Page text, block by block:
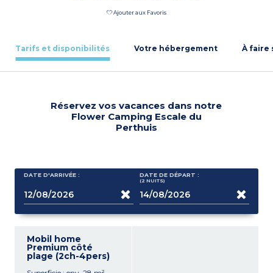
Ajouter aux Favoris
Tarifs et disponibilités Votre hébergement À faire
Réservez vos vacances dans notre
Flower Camping Escale du
Perthuis
DATE D'ARRIVÉE : DATE DE DÉPART :
(2 NUITS)
Mobil home
Premium côté
plage (2ch-4pers)